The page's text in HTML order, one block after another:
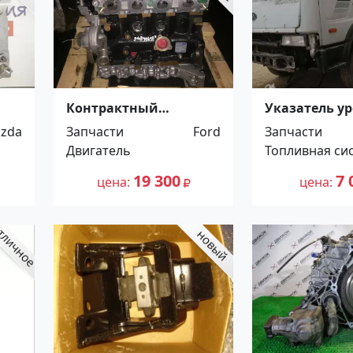
Контрактный
двигатель форд
маверик 2.0
Краснодар
Запчасти
Ford
Двигатель
цена 19 300
Указатель
топлива Kia
Hino Profia
Запчасти
Топливная
цена 7